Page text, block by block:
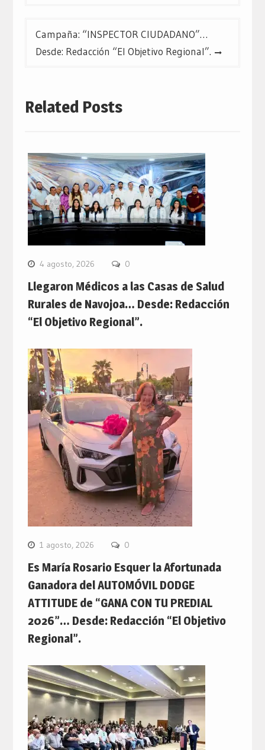
Campaña: “INSPECTOR CIUDADANO”…
Desde: Redacción “El Objetivo Regional”.
Related Posts
4 agosto, 2026 0
Llegaron Médicos a las Casas de Salud
Rurales de Navojoa… Desde: Redacción
“El Objetivo Regional”.
1 agosto, 2026 0
Es María Rosario Esquer la Afortunada
Ganadora del AUTOMÓVIL DODGE
ATTITUDE de “GANA CON TU PREDIAL
2026”… Desde: Redacción “El Objetivo
Regional”.